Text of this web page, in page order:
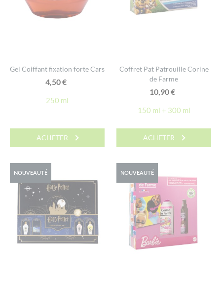
Gel Coiffant fixation forte Cars
4,50€
250 ml
ACHETER
Coffret Pat Patrouille Corine
de Farme
10,90€
150 ml + 300 ml
ACHETER
NOUVEAUTÉ NOUVEAUTÉ